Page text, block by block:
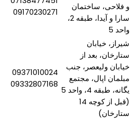
و فلاحی، ساختمان
سارا و آیدا، طبقه 2،
واحد 5
09170230271
شیراز، خیابان
ستارخان، بعد از
خیابان ولیعصر، جنب
مبلمان اپال، مجتمع
یگانه، طبقه 4، واحد 5
(قبل از کوچه 14
ستارخان)
09371010024
09332807168